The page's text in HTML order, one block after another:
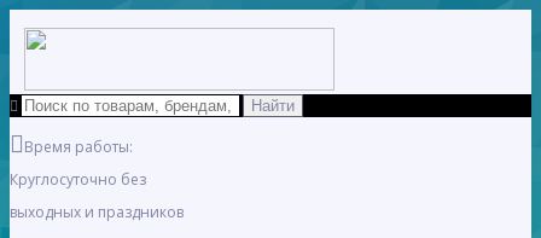
Время работы:
Круглосуточно без
выходных и праздников